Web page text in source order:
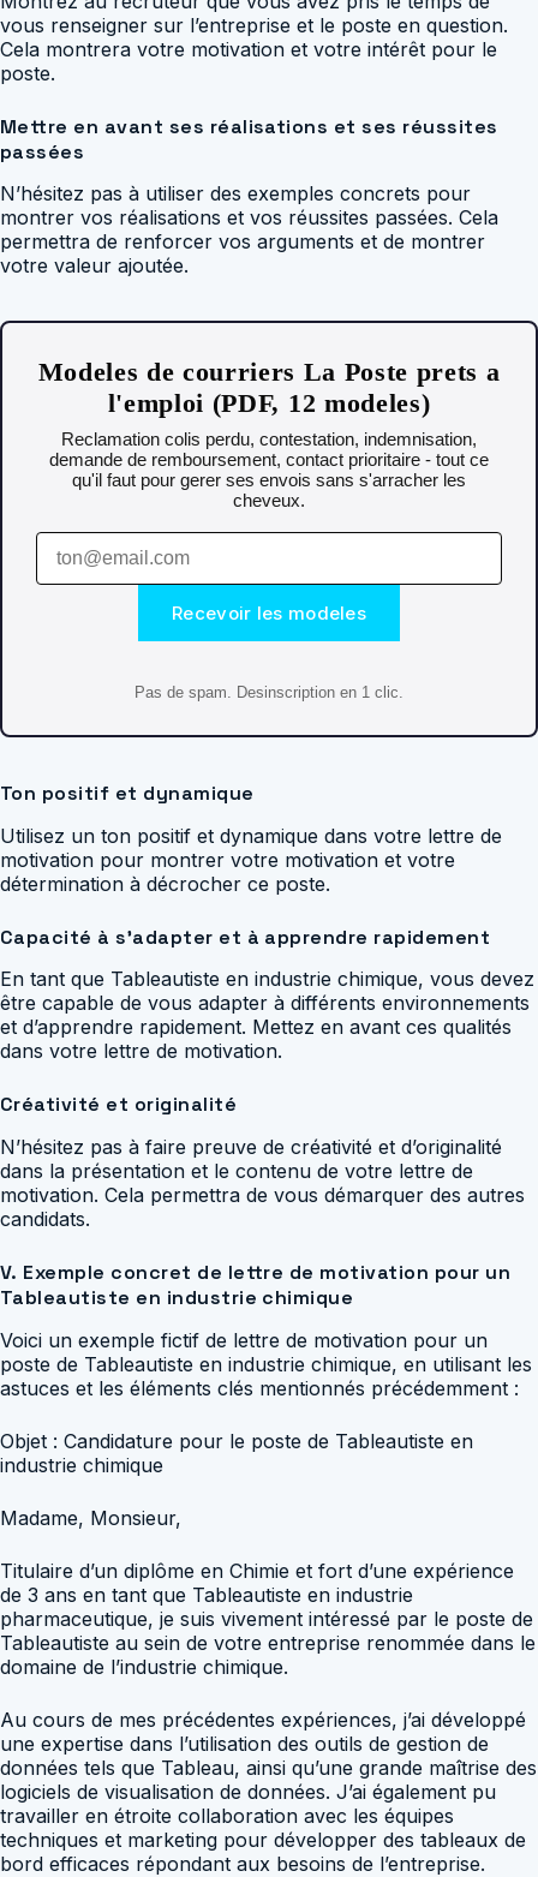
vous renseigner sur l’entreprise et le poste en question.
Cela montrera votre motivation et votre intérêt pour le
poste.
Mettre en avant ses réalisations et ses réussites
passées
N’hésitez pas à utiliser des exemples concrets pour
montrer vos réalisations et vos réussites passées. Cela
permettra de renforcer vos arguments et de montrer
votre valeur ajoutée.
Modeles de courriers La Poste prets a
l'emploi (PDF, 12 modeles)
Reclamation colis perdu, contestation, indemnisation,
demande de remboursement, contact prioritaire - tout ce
qu'il faut pour gerer ses envois sans s'arracher les
cheveux.
Recevoir les modeles
Pas de spam. Desinscription en 1 clic.
Ton positif et dynamique
Utilisez un ton positif et dynamique dans votre lettre de
motivation pour montrer votre motivation et votre
détermination à décrocher ce poste.
Capacité à s’adapter et à apprendre rapidement
En tant que Tableautiste en industrie chimique, vous devez
être capable de vous adapter à différents environnements
et d’apprendre rapidement. Mettez en avant ces qualités
dans votre lettre de motivation.
Créativité et originalité
N’hésitez pas à faire preuve de créativité et d’originalité
dans la présentation et le contenu de votre lettre de
motivation. Cela permettra de vous démarquer des autres
candidats.
V. Exemple concret de lettre de motivation pour un
Tableautiste en industrie chimique
Voici un exemple fictif de lettre de motivation pour un
poste de Tableautiste en industrie chimique, en utilisant les
astuces et les éléments clés mentionnés précédemment :
Objet : Candidature pour le poste de Tableautiste en
industrie chimique
Madame, Monsieur,
Titulaire d’un diplôme en Chimie et fort d’une expérience
de 3 ans en tant que Tableautiste en industrie
pharmaceutique, je suis vivement intéressé par le poste de
Tableautiste au sein de votre entreprise renommée dans le
domaine de l’industrie chimique.
Au cours de mes précédentes expériences, j’ai développé
une expertise dans l’utilisation des outils de gestion de
données tels que Tableau, ainsi qu’une grande maîtrise des
logiciels de visualisation de données. J’ai également pu
travailler en étroite collaboration avec les équipes
techniques et marketing pour développer des tableaux de
bord efficaces répondant aux besoins de l’entreprise.